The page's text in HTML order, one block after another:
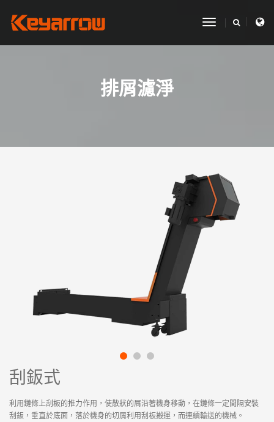
toggle
排屑濾淨
刮鈑式
利用鏈條上刮板的推力作用，使散狀的屑沿著機身移動，在鏈條一定間隔安裝
刮鈑，垂直於底面，落於機身的切屑利用刮板搬運，而連續輸送的機械。